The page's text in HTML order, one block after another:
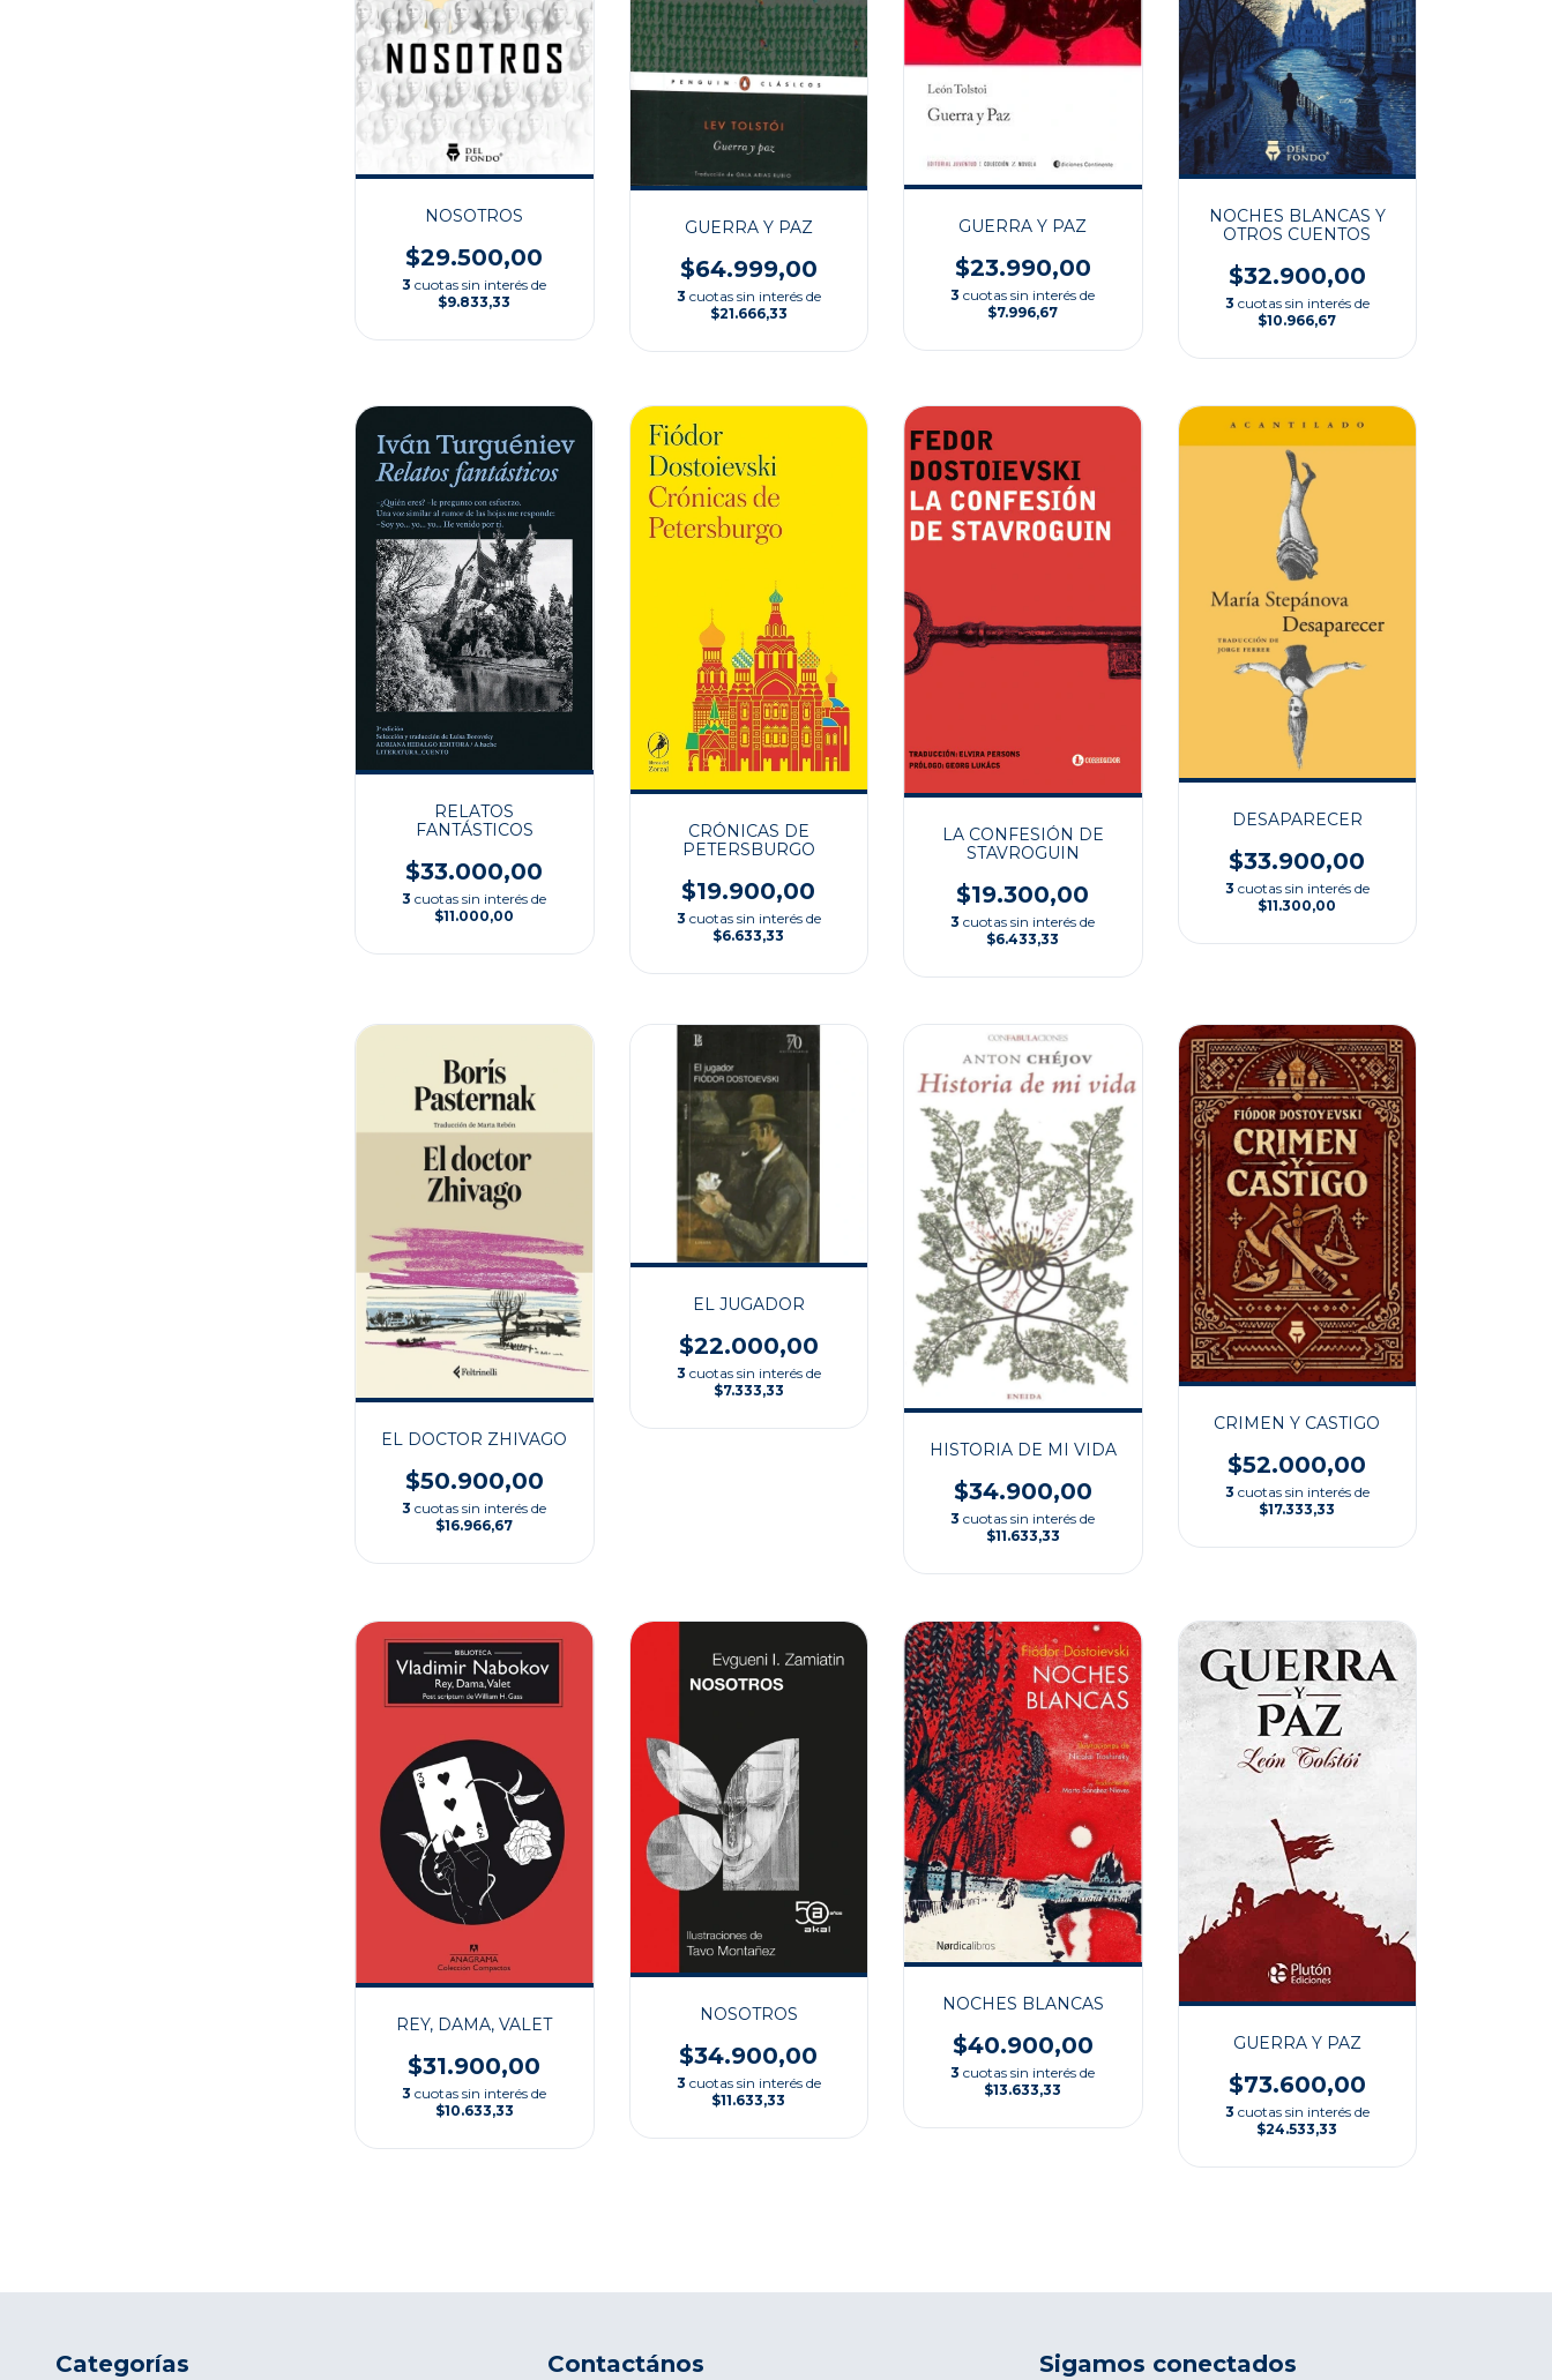
NOSOTROS
$29.500,00
3 cuotas sin interés de
$9.833,33
GUERRA Y PAZ
$64.999,00
3 cuotas sin interés de
$21.666,33
GUERRA Y PAZ
$23.990,00
3 cuotas sin interés de
$7.996,67
NOCHES BLANCAS Y
OTROS CUENTOS
$32.900,00
3 cuotas sin interés de
$10.966,67
RELATOS
FANTÁSTICOS
$33.000,00
3 cuotas sin interés de
$11.000,00
CRÓNICAS DE
PETERSBURGO
$19.900,00
3 cuotas sin interés de
$6.633,33
LA CONFESIÓN DE
STAVROGUIN
$19.300,00
3 cuotas sin interés de
$6.433,33
DESAPARECER
$33.900,00
3 cuotas sin interés de
$11.300,00
EL DOCTOR ZHIVAGO
$50.900,00
3 cuotas sin interés de
$16.966,67
EL JUGADOR
$22.000,00
3 cuotas sin interés de
$7.333,33
HISTORIA DE MI VIDA
$34.900,00
3 cuotas sin interés de
$11.633,33
CRIMEN Y CASTIGO
$52.000,00
3 cuotas sin interés de
$17.333,33
REY, DAMA, VALET
$31.900,00
3 cuotas sin interés de
$10.633,33
NOSOTROS
$34.900,00
3 cuotas sin interés de
$11.633,33
NOCHES BLANCAS
$40.900,00
3 cuotas sin interés de
$13.633,33
GUERRA Y PAZ
$73.600,00
3 cuotas sin interés de
$24.533,33
Categorías Contactános Sigamos conectados